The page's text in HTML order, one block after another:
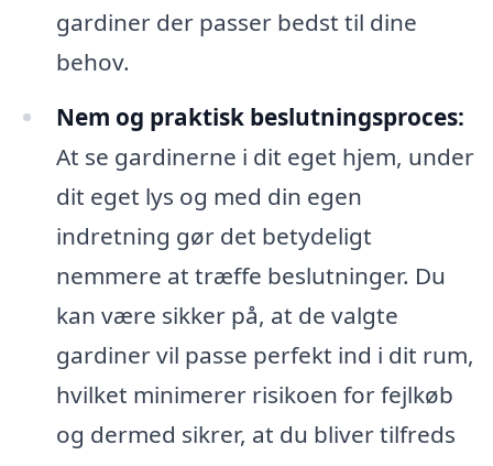
gardiner der passer bedst til dine
behov.
Nem og praktisk beslutningsproces:
At se gardinerne i dit eget hjem, under
dit eget lys og med din egen
indretning gør det betydeligt
nemmere at træffe beslutninger. Du
kan være sikker på, at de valgte
gardiner vil passe perfekt ind i dit rum,
hvilket minimerer risikoen for fejlkøb
og dermed sikrer, at du bliver tilfreds